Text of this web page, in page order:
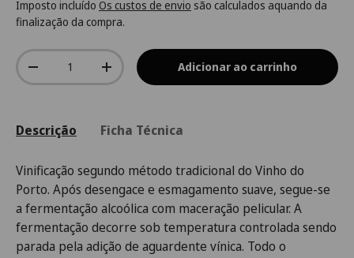
Imposto incluído Os custos de envio são calculados aquando da
finalização da compra.
Qtd.
-
+ Adicionar ao carrinho
Descrição Ficha Técnica
Vinificação segundo método tradicional do Vinho do
Porto. Após desengace e esmagamento suave, segue-se
a fermentação alcoólica com maceração pelicular. A
fermentação decorre sob temperatura controlada sendo
parada pela adição de aguardente vínica. Todo o